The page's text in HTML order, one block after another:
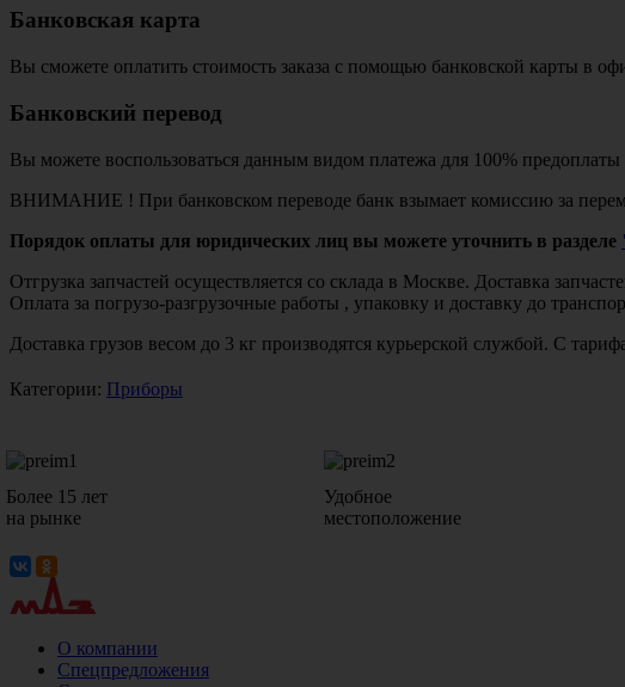
Банковская карта
Вы сможете оплатить стоимость заказа с помощью банковской карты в
Банковский перевод
Вы можете воспользоваться данным видом платежа для 100%
ВНИМАНИЕ ! При банковском переводе банк взымает комиссию за
Порядок оплаты для юридических лиц вы можете уточнить в разделе
Отгрузка запчастей осуществляется со склада в Москве. Доставка
Оплата за погрузо-разгрузочные работы , упаковку и доставку до
Доставка грузов весом до 3 кг производятся курьерской службой. С
Категории: Приборы
Более 15 лет
на рынке
Удобное
местоположение
О компании
Спецпредложения